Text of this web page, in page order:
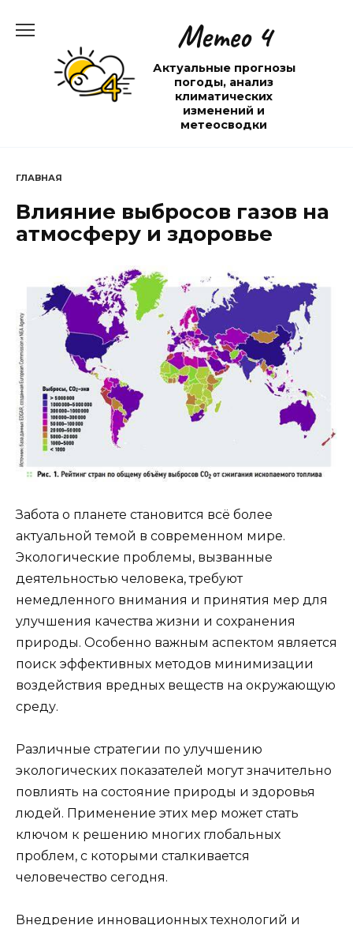
содержанию
Метео 4
Актуальные прогнозы
погоды, анализ
климатических
изменений и
метеосводки
ГЛАВНАЯ
Влияние выбросов газов на
атмосферу и здоровье
Забота о планете становится всё более
актуальной темой в современном мире.
Экологические проблемы, вызванные
деятельностью человека, требуют
немедленного внимания и принятия мер для
улучшения качества жизни и сохранения
природы. Особенно важным аспектом является
поиск эффективных методов минимизации
воздействия вредных веществ на окружающую
среду.
Различные стратегии по улучшению
экологических показателей могут значительно
повлиять на состояние природы и здоровья
людей. Применение этих мер может стать
ключом к решению многих глобальных
проблем, с которыми сталкивается
человечество сегодня.
Внедрение инновационных технологий и